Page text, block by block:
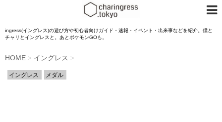
ingress(イングレス)の遊び方や初心者向けガイド・速報・イベント・出来事などを紹介。僕と
チャリとイングレスと。あとポケモンGOも。
HOME > イングレス >
イングレス メダル